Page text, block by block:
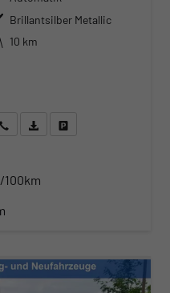
Brillantsilber Metallic
10 km
Wir rufen Sie anAngebot drucken (PDF)
100km